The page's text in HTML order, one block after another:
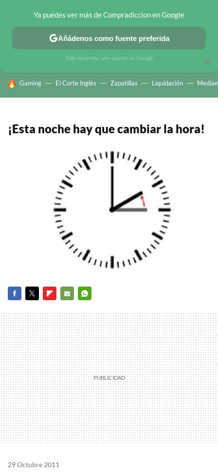
CHOLLOS TELEGRAM OFERTAS EN MÓVILES OFERTAS EN
HOY SE HABLA DE
Gaming El Corte Inglés Zapatillas Liquidación
¡Esta noche hay que cambiar la hora!
MAIL
29 Octubre 2011
×
Ya puedes ver más de Compradiccion en Google
Añádenos como fuente preferida
Solo necesitas una cuenta de Google